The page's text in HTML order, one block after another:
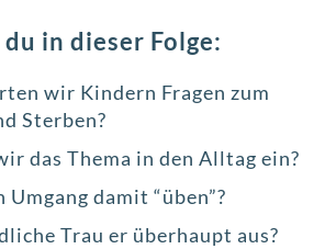
in dieser Folge:
wir Kindern Fragen zum
Sterben?
das Thema in den Alltag ein?
Umgang damit “üben”?
Trau er überhaupt aus?